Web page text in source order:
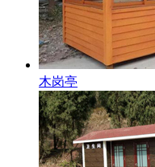
木岗亭